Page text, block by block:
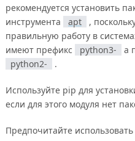
рекомендуется установить
инструмента
apt
,
правильную работу в
имеют префикс
python3-
а
python2-
.
Используйте pip для
если для этого модуля нет
Предпочитайте